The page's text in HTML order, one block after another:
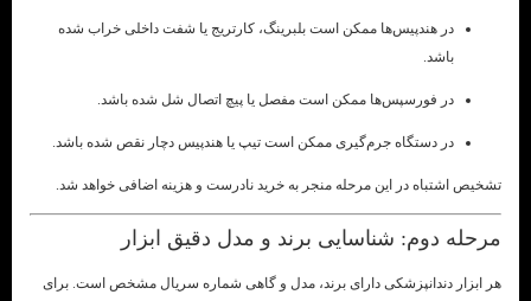
در هندپیس‌ها ممکن است بلبرینگ، کارتریج یا شفت داخلی خراب شده
باشد.
در فورسپس‌ها ممکن است مفصل یا پیچ اتصال شل شده باشد.
در دستگاه جرم‌گیری ممکن است تیپ یا هندپیس دچار نقص شده باشد.
تشخیص اشتباه در این مرحله منجر به خرید نادرست و هزینه اضافی خواهد شد.
مرحله دوم: شناسایی برند و مدل دقیق ابزار
هر ابزار دندانپزشکی دارای برند، مدل و گاهی شماره سریال مشخص است. برای